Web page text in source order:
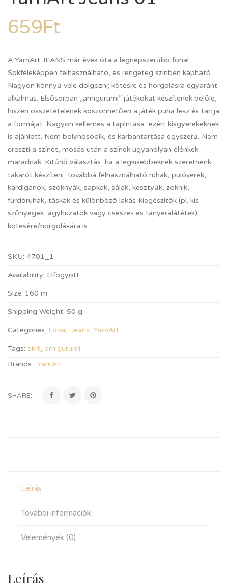
659Ft
A YarnArt JEANS már évek óta a legnépszerűbb fonal.
Sokféleképpen felhasználható, és rengeteg színben kapható.
Nagyon könnyű vele dolgozni; kötésre és horgolásra egyaránt
alkalmas. Elsősorban „amigurumi” játékokat készítenek belőle,
hiszen összetételének köszönhetően a játék puha lesz és tartja
a formáját. Nagyon kellemes a tapintása, ezért kisgyerekeknek
is ajánlott. Nem bolyhosodik, és karbantartása egyszerű. Nem
ereszti a színét, mosás után a színek ugyanolyan élénkek
maradnak. Kitűnő választás, ha a legkisebbeknek szeretnénk
takarót készíteni, továbbá felhasználható ruhák, pulóverek,
kardigánok, szoknyák, sapkák, sálak, kesztyűk, zoknik,
fürdőruhák, táskák és különböző lakás-kiegészítők (pl. kis
szőnyegek, ágyhuzatok vagy csésze- és tányéralátétek)
kötésére/horgolására is.
SKU: 4701_1
Availability: Elfogyott
Size: 160 m
Shipping Weight: 50 g
Categories: Fonal, Jeans, YarnArt.
Tags: akril, amigurumi.
Brands : YarnArt
SHARE:
Leírás
További információk
Vélemények (0)
Leírás